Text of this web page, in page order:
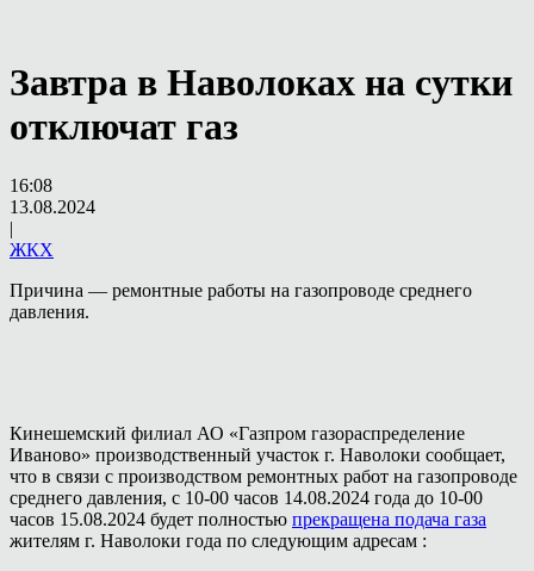
Завтра в Наволоках на сутки
отключат газ
16:08
13.08.2024
|
ЖКХ
Причина — ремонтные работы на газопроводе среднего
давления.
Кинешемский филиал АО «Газпром газораспределение
Иваново» производственный участок г. Наволоки сообщает,
что в связи с производством ремонтных работ на газопроводе
среднего давления, с 10-00 часов 14.08.2024 года до 10-00
часов 15.08.2024 будет полностью прекращена подача газа
жителям г. Наволоки года по следующим адресам :